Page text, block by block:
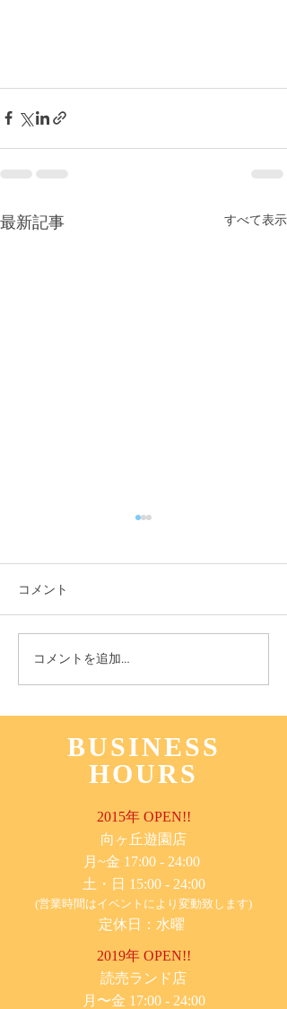
最新記事 すべて表示
コメント
コメントを追加…
BUSINESS
HOURS
2015年 OPEN!!
​向ヶ丘遊園店
月~金 17:00 - 24:00
土・日 15:00 - 24:00
(営業時間はイベントにより変動致します)
定休日：水曜
2019年 OPEN!!
​読売ランド店
月〜金 17:00 - 24:00